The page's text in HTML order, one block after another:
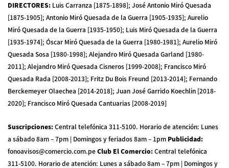
DIRECTORES: Luis Carranza [1875-1898]; José Antonio Miró Quesada
[1875-1905]; Antonio Miró Quesada de la Guerra [1905-1935]; Aurelio
Miró Quesada de la Guerra [1935-1950]; Luis Miró Quesada de la Guerra
[1935-1974]; Óscar Miró Quesada de la Guerra [1980-1981]; Aurelio Miró
Quesada Sosa [1980-1998]; Alejandro Miró Quesada Garland [1980-
2011]; Alejandro Miró Quesada Cisneros [1999-2008]; Francisco Miró
Quesada Rada [2008-2013]; Fritz Du Bois Freund [2013-2014]; Fernando
Berckemeyer Olaechea [2014-2018]; Juan José Garrido Koechlin [2018-
2020]; Francisco Miró Quesada Cantuarias [2008-2019]
Suscripciones:Central telefónica 311-5100. Horario de atención: Lunes
a sábado 8am – 7pm | Domingos y feriados 8am – 1pm Publicidad:
fonoavisos@comercio.com.peClub El Comercio:Central telefónica
311-5100. Horario de atención: Lunes a sábado 8am – 7pm | Domingos y